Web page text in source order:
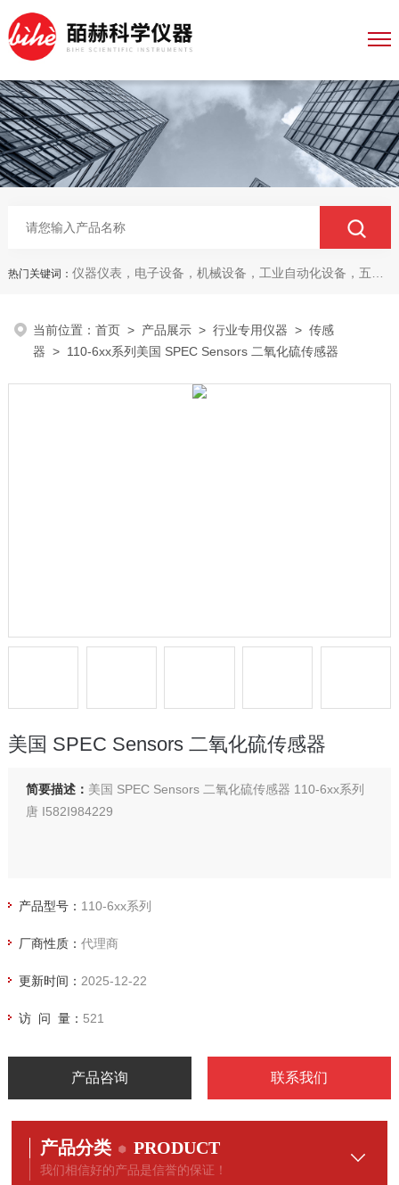
热门关键词： 仪器仪表，电子设备，机械设备，工业自动化设备，五金产品，电线电缆，金属材料，电子
当前位置：首页 > 产品展示 >行业专用仪器 >传感
器 > 110-6xx系列美国 SPEC Sensors 二氧化硫传感器
美国 SPEC Sensors 二氧化硫传感器
简要描述： 美国 SPEC Sensors 二氧化硫传感器 110-6xx系列
唐 I582I984229
产品型号： 110-6xx系列
厂商性质： 代理商
更新时间： 2025-12-22
访 问 量： 521
产品咨询 联系我们
产品分类 PRODUCT
我们相信好的产品是信誉的保证！